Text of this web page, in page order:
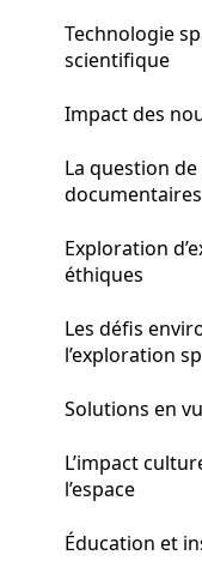
Technologie
scientifique
Impact des
La question
documentaires
Exploration
éthiques
Les défis
l’exploration
Solutions en
L’impact
l’espace
Éducation et